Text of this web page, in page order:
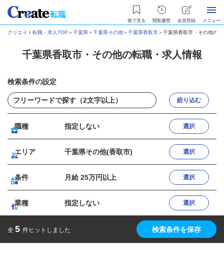
後で見る 閲覧履歴 会員登録 メニュー
クリエイト転職・求人TOP ＞千葉県＞千葉県その他＞千葉県香取市＞千葉県香取市・その他の
千葉県香取市・その他の転職・求人情報
検索条件の設定
絞り込む
職種 指定しない 選択
エリア 千葉県その他(香取市) 選択
条件 月給 25万円以上 選択
業種 指定しない 選択
全 5 件ヒットしました 検索条件を保存